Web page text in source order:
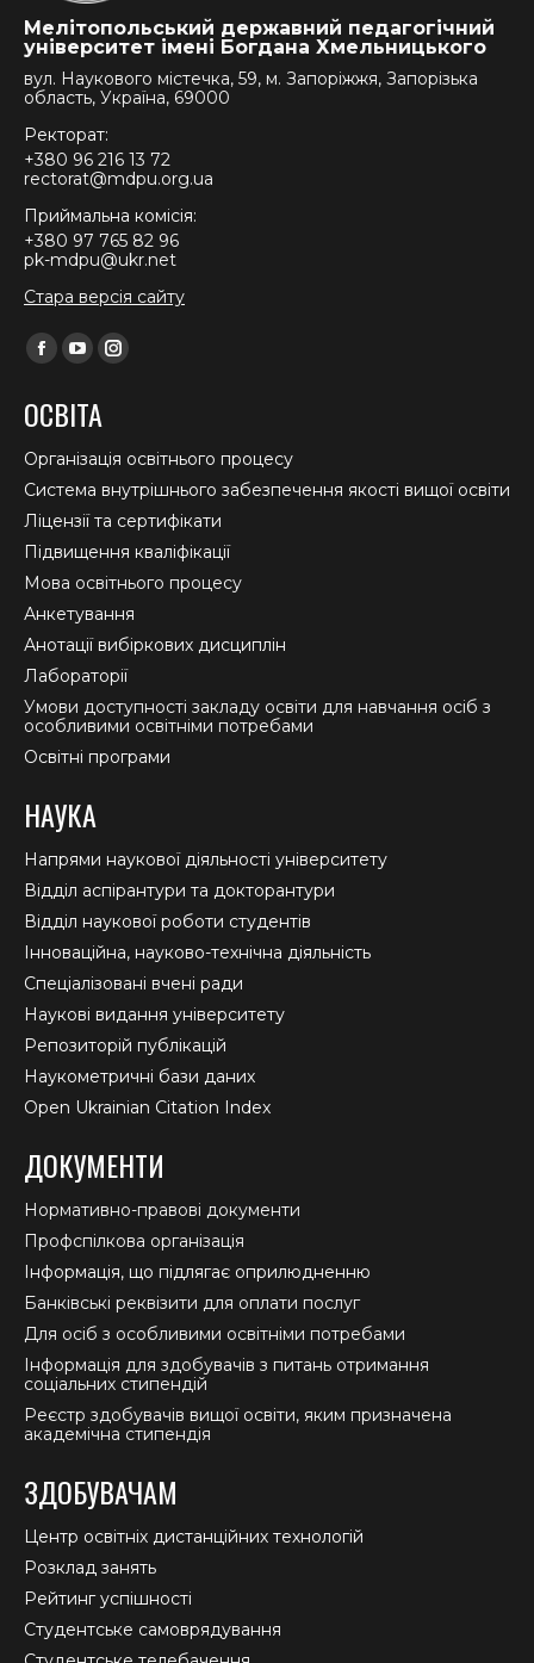
Мелітопольський державний педагогічний
університет імені Богдана Хмельницького
вул. Наукового містечка, 59, м. Запоріжжя, Запорізька
область, Україна, 69000
Ректорат:
+380 96 216 13 72
rectorat@mdpu.org.ua
Приймальна комісія:
+380 97 765 82 96
pk-mdpu@ukr.net
Стара версія сайту
Find us on:
Facebook
opens
in
new
window
YouTube
opens
in
new
window
Instagram
in
new
window
ОСВІТА
Організація освітнього процесу
Система внутрішнього забезпечення якості вищої освіти
Ліцензії та сертифікати
Підвищення кваліфікації
Мова освітнього процесу
Анкетування
Анотації вибіркових дисциплін
Лабораторії
Умови доступності закладу освіти для навчання осіб з
особливими освітніми потребами
Освітні програми
НАУКА
Напрями наукової діяльності університету
Відділ аспірантури та докторантури
Відділ наукової роботи студентів
Інноваційна, науково-технічна діяльність
Спеціалізовані вчені ради
Наукові видання університету
Репозиторій публікацій
Наукометричні бази даних
Open Ukrainian Citation Index
ДОКУМЕНТИ
Нормативно-правові документи
Профспілкова організація
Інформація, що підлягає оприлюдненню
Банківські реквізити для оплати послуг
Для осіб з особливими освітніми потребами
Інформація для здобувачів з питань отримання
соціальних стипендій
Реєстр здобувачів вищої освіти, яким призначена
академічна стипендія
ЗДОБУВАЧАМ
Центр освітніх дистанційних технологій
Розклад занять
Рейтинг успішності
Студентське самоврядування